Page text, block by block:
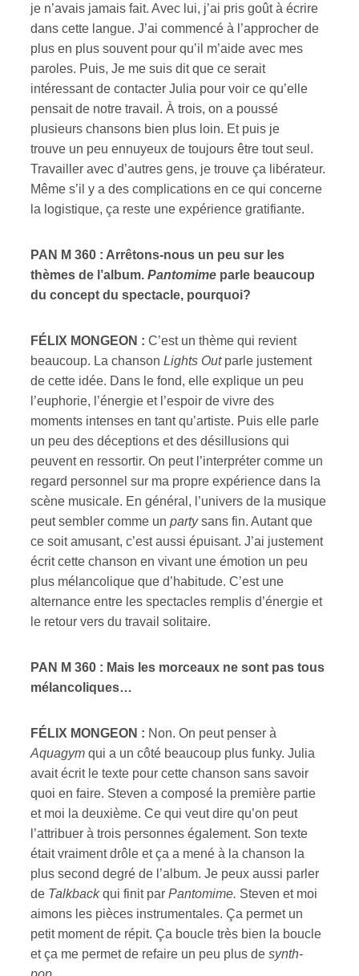
je n’avais jamais fait. Avec lui, j’ai pris goût à écrire
dans cette langue. J’ai commencé à l’approcher de
plus en plus souvent pour qu’il m’aide avec mes
paroles. Puis, Je me suis dit que ce serait
intéressant de contacter Julia pour voir ce qu’elle
pensait de notre travail. À trois, on a poussé
plusieurs chansons bien plus loin. Et puis je
trouve un peu ennuyeux de toujours être tout seul.
Travailler avec d’autres gens, je trouve ça libérateur.
Même s’il y a des complications en ce qui concerne
la logistique, ça reste une expérience gratifiante.
PAN M 360 : Arrêtons-nous un peu sur les
thèmes de l’album. Pantomime parle beaucoup
du concept du spectacle, pourquoi?
FÉLIX MONGEON : C’est un thème qui revient
beaucoup. La chanson Lights Out parle justement
de cette idée. Dans le fond, elle explique un peu
l’euphorie, l’énergie et l’espoir de vivre des
moments intenses en tant qu’artiste. Puis elle parle
un peu des déceptions et des désillusions qui
peuvent en ressortir. On peut l’interpréter comme un
regard personnel sur ma propre expérience dans la
scène musicale. En général, l’univers de la musique
peut sembler comme un partysans fin. Autant que
ce soit amusant, c’est aussi épuisant. J’ai justement
écrit cette chanson en vivant une émotion un peu
plus mélancolique que d’habitude. C’est une
alternance entre les spectacles remplis d’énergie et
le retour vers du travail solitaire.
PAN M 360 : Mais les morceaux ne sont pas tous
mélancoliques…
FÉLIX MONGEON : Non. On peut penser à
Aquagym qui a un côté beaucoup plus funky. Julia
avait écrit le texte pour cette chanson sans savoir
quoi en faire. Steven a composé la première partie
et moi la deuxième. Ce qui veut dire qu’on peut
l’attribuer à trois personnes également. Son texte
était vraiment drôle et ça a mené à la chanson la
plus second degré de l’album. Je peux aussi parler
de Talkbackqui finit par Pantomime. Steven et moi
aimons les pièces instrumentales. Ça permet un
petit moment de répit. Ça boucle très bien la boucle
et ça me permet de refaire un peu plus de synth-